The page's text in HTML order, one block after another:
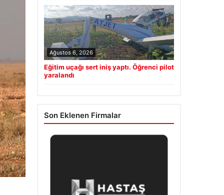
Ağustos 6, 2026
Eğitim uçağı sert iniş yaptı. Öğrenci pilot
yaralandı
Son Eklenen Firmalar